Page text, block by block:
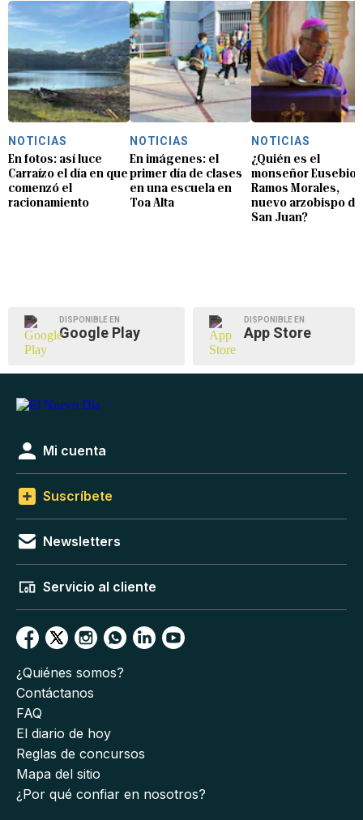
NOTICIAS
En fotos: así luce
Carraízo el día en que
comenzó el
racionamiento
NOTICIAS
En imágenes: el
primer día de clases
en una escuela en
Toa Alta
NOTICIAS
¿Quién es el
monseñor Eusebio
Ramos Morales,
nuevo arzobispo de
San Juan?
DISPONIBLE EN
Google Play
DISPONIBLE EN
App Store
Mi cuenta
Suscríbete
Newsletters
Servicio al cliente
¿Quiénes somos?
Contáctanos
FAQ
El diario de hoy
Reglas de concursos
Mapa del sitio
¿Por qué confiar en nosotros?